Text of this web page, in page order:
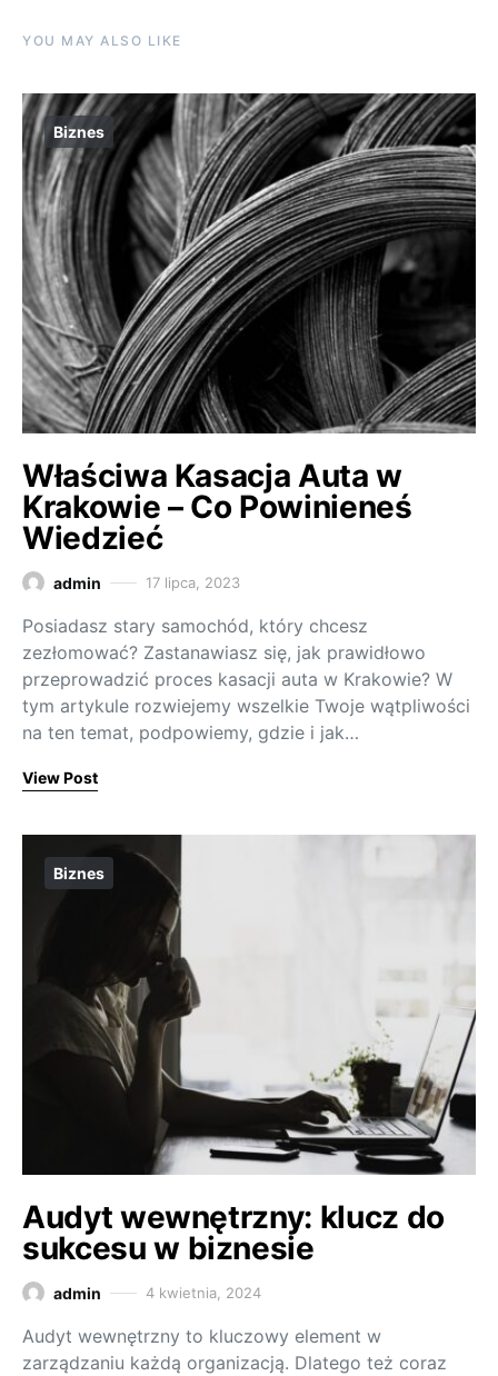
YOU MAY ALSO LIKE
Biznes
Właściwa Kasacja Auta w
Krakowie – Co Powinieneś
Wiedzieć
admin 17 lipca, 2023
Posiadasz stary samochód, który chcesz
zezłomować? Zastanawiasz się, jak prawidłowo
przeprowadzić proces kasacji auta w Krakowie? W
tym artykule rozwiejemy wszelkie Twoje wątpliwości
na ten temat, podpowiemy, gdzie i jak…
View Post
Biznes
Audyt wewnętrzny: klucz do
sukcesu w biznesie
admin 4 kwietnia, 2024
Audyt wewnętrzny to kluczowy element w
zarządzaniu każdą organizacją. Dlatego też coraz